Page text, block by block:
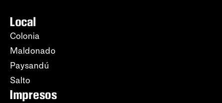
Local
Colonia
Maldonado
Paysandú
Salto
Impresos